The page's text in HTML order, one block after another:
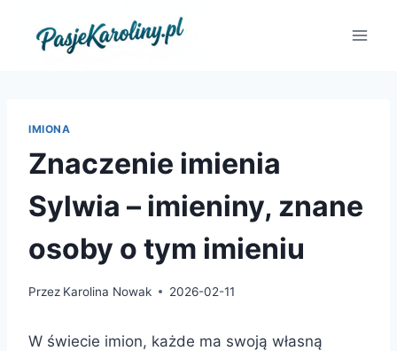
IMIONA
Znaczenie imienia
Sylwia – imieniny, znane
osoby o tym imieniu
Przez Karolina Nowak 2026-02-11
W świecie imion, każde ma swoją własną